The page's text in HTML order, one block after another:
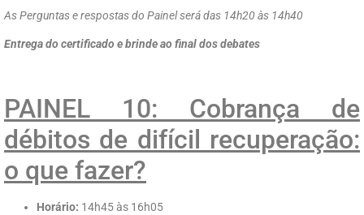
As Perguntas e respostas do Painel será das 14h20 às 14h40
Entrega do certificado e brinde ao final dos debates
PAINEL 10: Cobrança de
débitos de difícil recuperação:
o que fazer?
Horário: 14h45 às 16h05